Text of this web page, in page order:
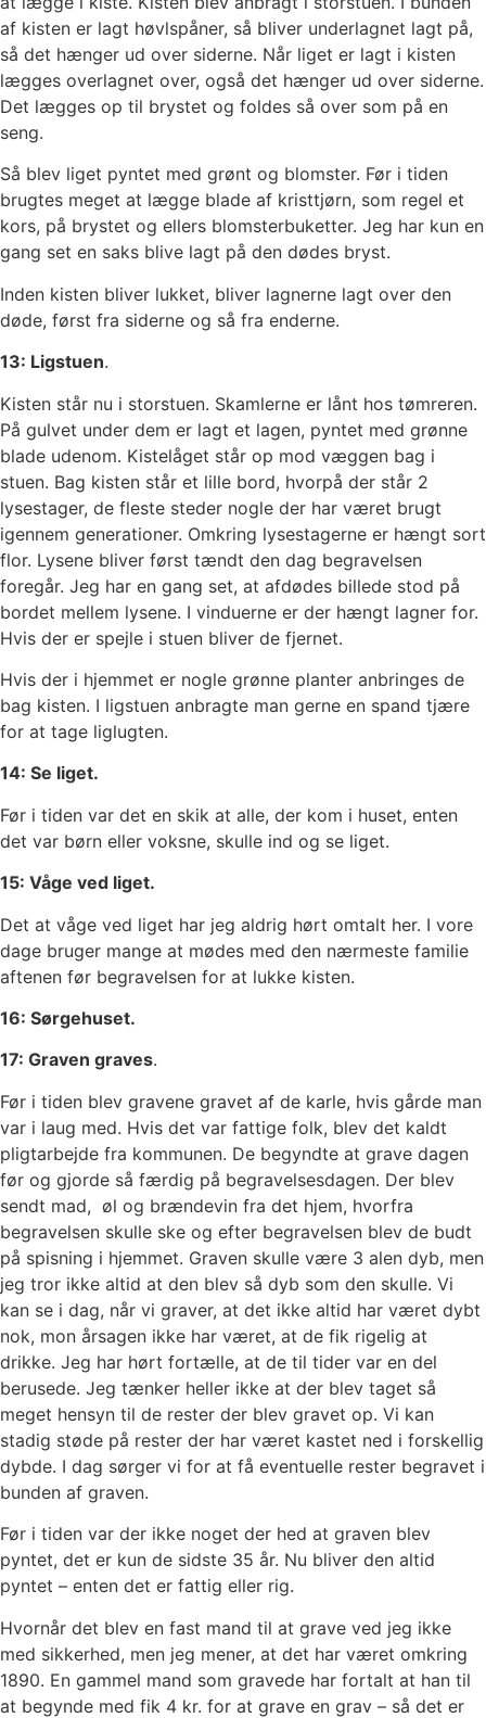
af kisten er lagt høvlspåner, så bliver underlagnet lagt på,
så det hænger ud over siderne. Når liget er lagt i kisten
lægges overlagnet over, også det hænger ud over siderne.
Det lægges op til brystet og foldes så over som på en
seng.
Så blev liget pyntet med grønt og blomster. Før i tiden
brugtes meget at lægge blade af kristtjørn, som regel et
kors, på brystet og ellers blomsterbuketter. Jeg har kun en
gang set en saks blive lagt på den dødes bryst.
Inden kisten bliver lukket, bliver lagnerne lagt over den
døde, først fra siderne og så fra enderne.
13: Ligstuen.
Kisten står nu i storstuen. Skamlerne er lånt hos tømreren.
På gulvet under dem er lagt et lagen, pyntet med grønne
blade udenom. Kistelåget står op mod væggen bag i
stuen. Bag kisten står et lille bord, hvorpå der står 2
lysestager, de fleste steder nogle der har været brugt
igennem generationer. Omkring lysestagerne er hængt sort
flor. Lysene bliver først tændt den dag begravelsen
foregår. Jeg har en gang set, at afdødes billede stod på
bordet mellem lysene. I vinduerne er der hængt lagner for.
Hvis der er spejle i stuen bliver de fjernet.
Hvis der i hjemmet er nogle grønne planter anbringes de
bag kisten. I ligstuen anbragte man gerne en spand tjære
for at tage liglugten.
14: Se liget.
Før i tiden var det en skik at alle, der kom i huset, enten
det var børn eller voksne, skulle ind og se liget.
15: Våge ved liget.
Det at våge ved liget har jeg aldrig hørt omtalt her. I vore
dage bruger mange at mødes med den nærmeste familie
aftenen før begravelsen for at lukke kisten.
16: Sørgehuset.
17: Graven graves.
Før i tiden blev gravene gravet af de karle, hvis gårde man
var i laug med. Hvis det var fattige folk, blev det kaldt
pligtarbejde fra kommunen. De begyndte at grave dagen
før og gjorde så færdig på begravelsesdagen. Der blev
sendt mad, øl og brændevin fra det hjem, hvorfra
begravelsen skulle ske og efter begravelsen blev de budt
på spisning i hjemmet. Graven skulle være 3 alen dyb, men
jeg tror ikke altid at den blev så dyb som den skulle. Vi
kan se i dag, når vi graver, at det ikke altid har været dybt
nok, mon årsagen ikke har været, at de fik rigelig at
drikke. Jeg har hørt fortælle, at de til tider var en del
berusede. Jeg tænker heller ikke at der blev taget så
meget hensyn til de rester der blev gravet op. Vi kan
stadig støde på rester der har været kastet ned i forskellig
dybde. I dag sørger vi for at få eventuelle rester begravet i
bunden af graven.
Før i tiden var der ikke noget der hed at graven blev
pyntet, det er kun de sidste 35 år. Nu bliver den altid
pyntet – enten det er fattig eller rig.
Hvornår det blev en fast mand til at grave ved jeg ikke
med sikkerhed, men jeg mener, at det har været omkring
1890. En gammel mand som gravede har fortalt at han til
at begynde med fik 4 kr. for at grave en grav – så det er